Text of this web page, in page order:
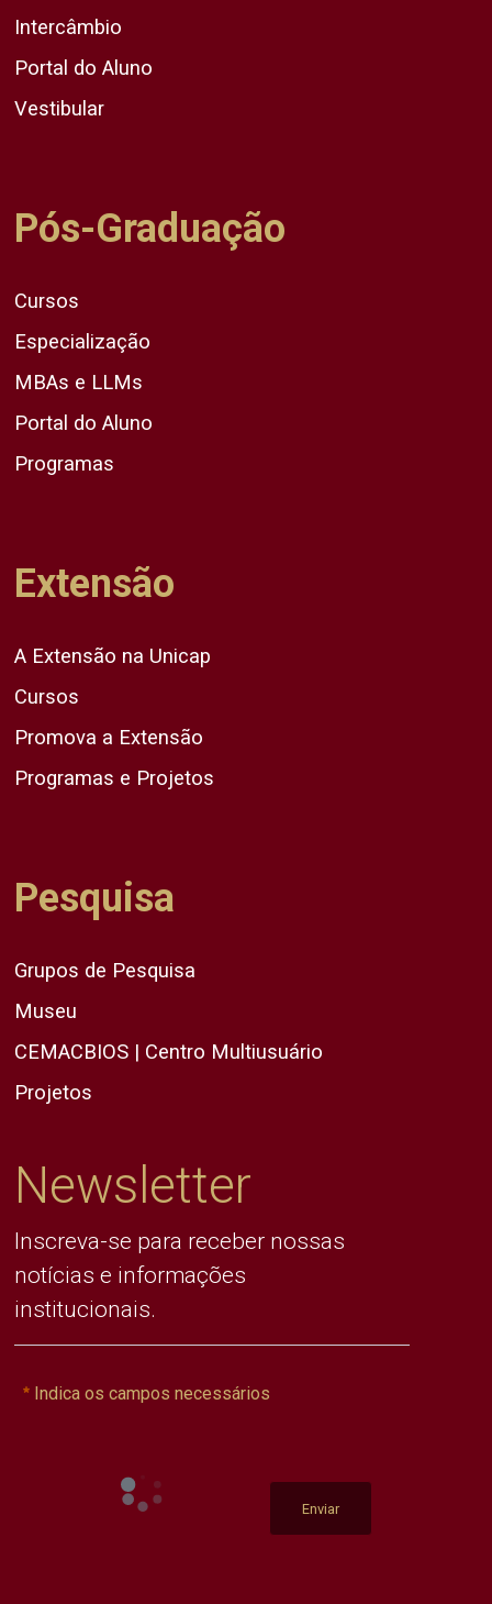
Intercâmbio
Portal do Aluno
Vestibular
Pós-Graduação
Cursos
Especialização
MBAs e LLMs
Portal do Aluno
Programas
Extensão
A Extensão na Unicap
Cursos
Promova a Extensão
Programas e Projetos
Pesquisa
Grupos de Pesquisa
Museu
CEMACBIOS | Centro Multiusuário
Projetos
Newsletter
Inscreva-se para receber nossas
notícias e informações
institucionais.
Indica os campos necessários
Enviar